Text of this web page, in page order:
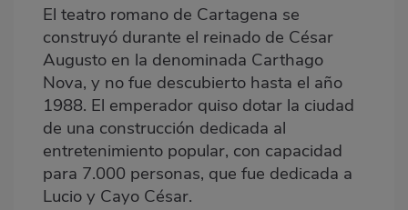
El teatro romano de Cartagena se
construyó durante el reinado de César
Augusto en la denominada Carthago
Nova, y no fue descubierto hasta el año
1988. El emperador quiso dotar la ciudad
de una construcción dedicada al
entretenimiento popular, con capacidad
para 7.000 personas, que fue dedicada a
Lucio y Cayo César.